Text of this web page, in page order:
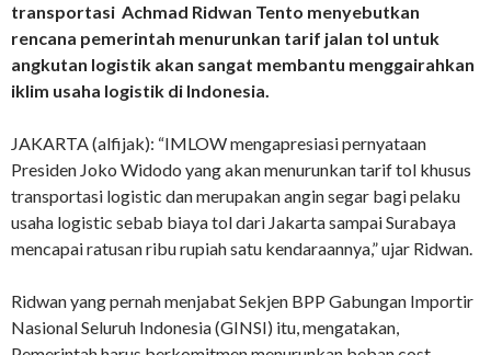
transportasi Achmad Ridwan Tento menyebutkan
rencana pemerintah menurunkan tarif jalan tol untuk
angkutan logistik akan sangat membantu menggairahkan
iklim usaha logistik di Indonesia.
JAKARTA (alfijak): “IMLOW mengapresiasi pernyataan
Presiden Joko Widodo yang akan menurunkan tarif tol khusus
transportasi logistic dan merupakan angin segar bagi pelaku
usaha logistic sebab biaya tol dari Jakarta sampai Surabaya
mencapai ratusan ribu rupiah satu kendaraannya,” ujar Ridwan.
Ridwan yang pernah menjabat Sekjen BPP Gabungan Importir
Nasional Seluruh Indonesia (GINSI) itu, mengatakan,